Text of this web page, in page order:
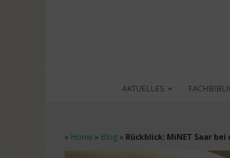
AKTUELLES
» Home » Blog » Rückblick: MiNET Saar